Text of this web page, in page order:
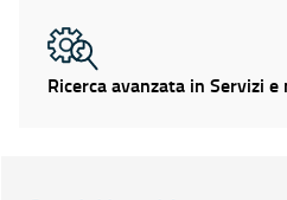
Ricerca avanzata in Servizi